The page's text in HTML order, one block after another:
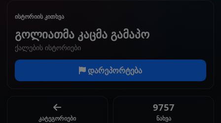
ისტორიის კითხვა
გოლიათმა კაცმა გამაპო
ქალების ისტორიები
დარეპორტება
კატეგორიები
9757
ნახვა